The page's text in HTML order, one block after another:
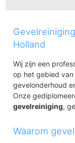
De Hoge Devel
Oudeland en
Klarinetsingel
Sonate
De As
Kort Ambacht
Noordzijde De
Holland
Wij zijn een
op het gebied
gevelonderhoud
Onze
gevelreiniging,
Waarom